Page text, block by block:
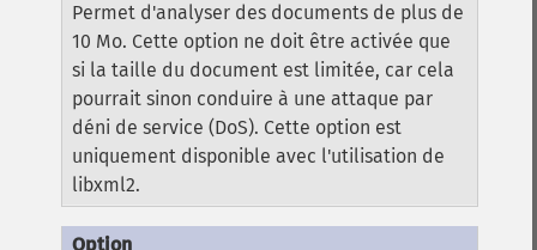
Permet d'analyser des documents de plus de
10 Mo. Cette option ne doit être activée que
si la taille du document est limitée, car cela
pourrait sinon conduire à une attaque par
déni de service (DoS). Cette option est
uniquement disponible avec l'utilisation de
libxml2.